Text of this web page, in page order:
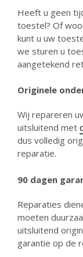
Heeft u geen
toestel? Of
kunt u uw
we sturen u
aangetekend
Originele
Wij repareren
uitsluitend met
dus volledig
reparatie.
90 dagen
Reparaties
moeten
uitsluitend
garantie op de